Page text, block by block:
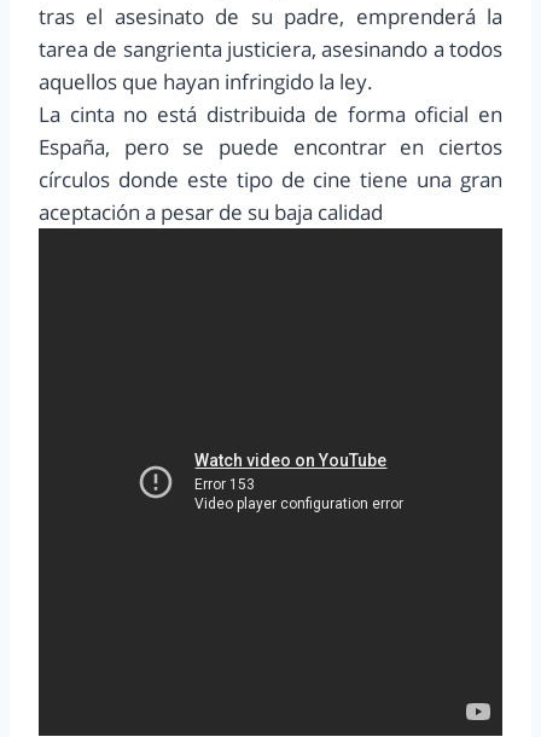
tras el asesinato de su padre, emprenderá la
tarea de sangrienta justiciera, asesinando a todos
aquellos que hayan infringido la ley.
La cinta no está distribuida de forma oficial en
España, pero se puede encontrar en ciertos
círculos donde este tipo de cine tiene una gran
aceptación a pesar de su baja calidad